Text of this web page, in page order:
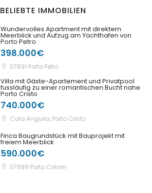
BELIEBTE IMMOBILIEN
Wundervolles Apartment mit direktem
Meerblick und Aufzug am Yachthafen von
Porto Petro
398.000€
07691 Porto Petro
Villa mit Gäste-Apartement und Privatpool
fussläufig zu einer romantischen Bucht nahe
Porto Cristo
740.000€
Cala Anguila, Porto Cristo
Finca Baugrundstück mit Bauprojekt mit
freiem Meerblick
590.000€
07689 Porto Colom